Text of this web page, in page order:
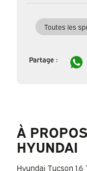
Toutes les
Partage :
À
HYUNDAI
Hyundai Tucson